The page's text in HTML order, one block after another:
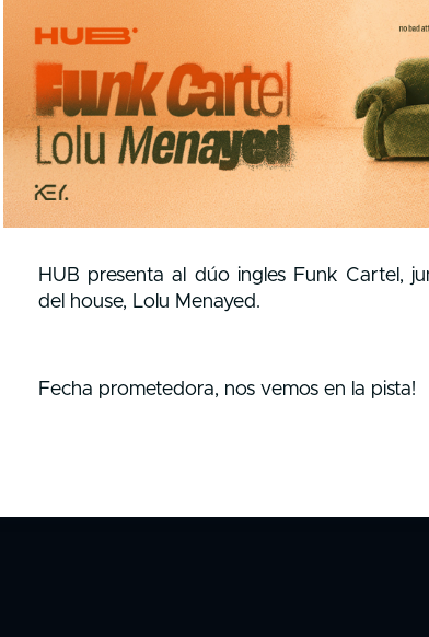
HUB presenta al dúo ingles Funk Cartel,
del house, Lolu Menayed.
Fecha prometedora, nos vemos en la pista!